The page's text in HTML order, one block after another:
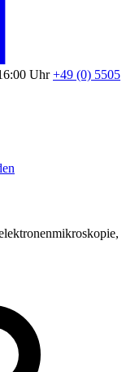
Uhr+49 (0) 5505